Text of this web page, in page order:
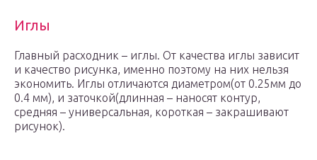
Иглы
Главный расходник – иглы. От качества иглы зависит
и качество рисунка, именно поэтому на них нельзя
экономить. Иглы отличаются диаметром(от 0.25мм до
0.4 мм), и заточкой(длинная – наносят контур,
средняя – универсальная, короткая – закрашивают
рисунок).